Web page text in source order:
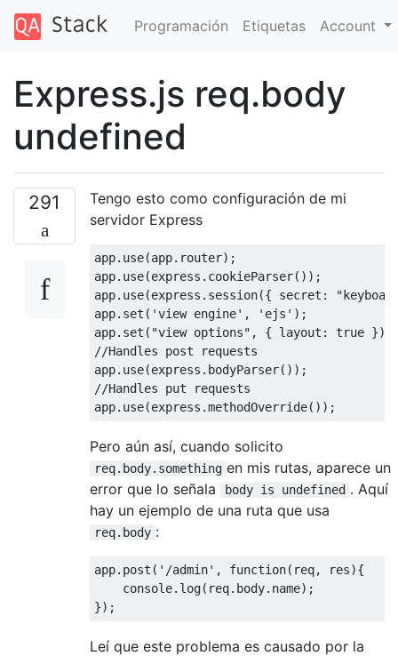
Programación Etiquetas Account
Express.js req.body
undefined
291
Tengo esto como configuración de mi
servidor Express
app. use(app. router);
app. use(express . cookieParser());
app. use(express . session({ secret :
app. set ( 'view engine' , 'ejs' );
app. set ( "view options" , { layout : true });
//Handles post requests
app. use(express . bodyParser());
//Handles put requests
app. use(express .methodOverride());
Pero aún así, cuando solicito
req.body.something en mis rutas, aparece un
error que lo señala
body is undefined . Aquí
hay un ejemplo de una ruta que usa
req.body :
app. post ( '/admin' , function( req, res){
    console
. log( req. body. name);
});
Leí que este problema es causado por la